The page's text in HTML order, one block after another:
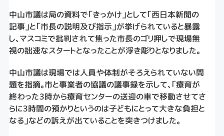
中山市議は局の資料で「きっかけ」として「西日本新聞の
記事」と「市長の説明及び指示」が挙げられていると暴露
し、マスコミで批判されて焦った市長のゴリ押しで現場無
視の拙速なスタートとなったことが浮き彫りとなりました。
中山市議は現場では人員や体制がそろえられていない問
題を指摘。市と事業者の協議の議事録を示して、「療育が
終わった３時から療育センターの送迎の車で移動させてさ
らに３時間の預かりというのは子どもにとって大きな負担と
なる」などの訴えが出ていることを突きつけました。